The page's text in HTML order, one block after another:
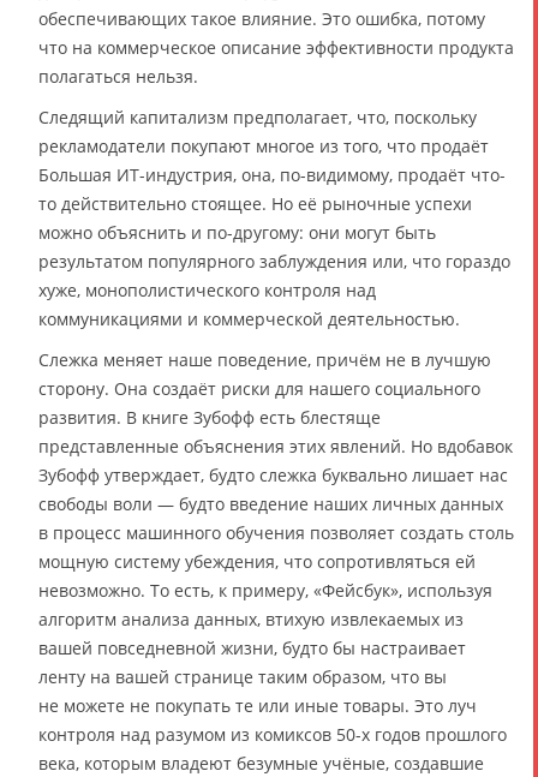
обеспечивающих такое влияние. Это ошибка, потому
что на коммерческое описание эффективности продукта
полагаться нельзя.
Следящий капитализм предполагает, что, поскольку
рекламодатели покупают многое из того, что продаёт
Большая ИТ-индустрия, она, по-видимому, продаёт что-
то действительно стоящее. Но её рыночные успехи
можно объяснить и по-другому: они могут быть
результатом популярного заблуждения или, что гораздо
хуже, монополистического контроля над
коммуникациями и коммерческой деятельностью.
Слежка меняет наше поведение, причём не в лучшую
сторону. Она создаёт риски для нашего социального
развития. В книге Зубофф есть блестяще
представленные объяснения этих явлений. Но вдобавок
Зубофф утверждает, будто слежка буквально лишает нас
свободы воли — будто введение наших личных данных
в процесс машинного обучения позволяет создать столь
мощную систему убеждения, что сопротивляться ей
невозможно. То есть, к примеру, «Фейсбук», используя
алгоритм анализа данных, втихую извлекаемых из
вашей повседневной жизни, будто бы настраивает
ленту на вашей странице таким образом, что вы
не можете не покупать те или иные товары. Это луч
контроля над разумом из комиксов 50-х годов прошлого
века, которым владеют безумные учёные, создавшие